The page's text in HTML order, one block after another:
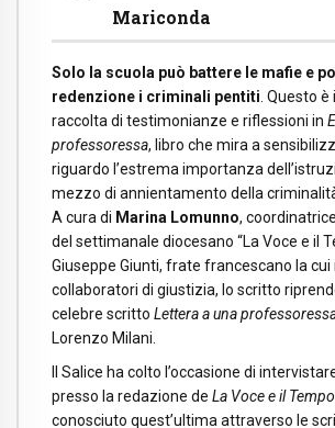
Mariconda
Solo la scuola può battere le mafie e
redenzione i criminali pentiti. Questo è
raccolta di testimonianze e riflessioni in
professoressa, libro che mira a
riguardo l’estrema importanza
mezzo di annientamento della
A cura di Marina Lomunno,
del settimanale diocesano “La Voce e il
Giuseppe Giunti, frate francescano la cui
collaboratori di giustizia, lo scritto
celebre scritto Lettera a una
Lorenzo
Il Salice ha colto l’occasione di
presso la redazione de La Voce e il Tempo
conosciuto quest’ultima attraverso le